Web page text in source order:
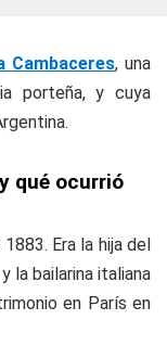
Cambaceres, una
porteña, y cuya
qué ocurrió
Era la hija del
la bailarina italiana
en París en